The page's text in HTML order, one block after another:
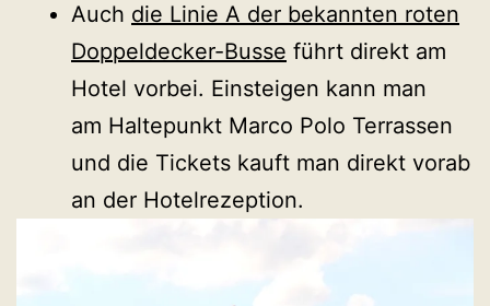
Auch die Linie A der bekannten roten
Doppeldecker-Busse führt direkt am
Hotel vorbei. Einsteigen kann man
am Haltepunkt Marco Polo Terrassen
und die Tickets kauft man direkt vorab
an der Hotelrezeption.